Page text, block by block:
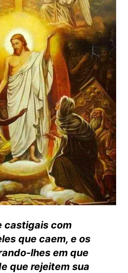
castigais com
que caem, e os
lhes em que
que rejeitem sua